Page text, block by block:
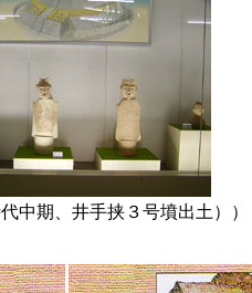
中期、井手挟３号墳出土））